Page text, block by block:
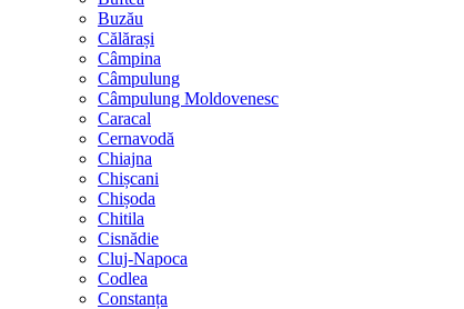
Buzău
Călărași
Câmpina
Câmpulung
Câmpulung Moldovenesc
Caracal
Cernavodă
Chiajna
Chișcani
Chișoda
Chitila
Cisnădie
Cluj-Napoca
Codlea
Constanța